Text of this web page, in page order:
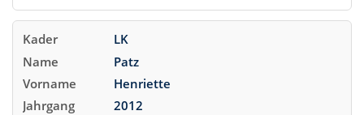
LK
Patz
Henriette
2012